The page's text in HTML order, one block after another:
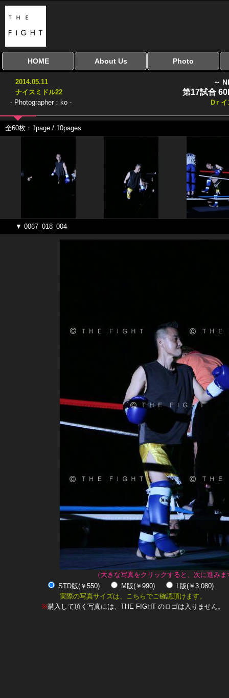
HOME
全興行を表示
ナイスミドル
アマチュアキック
協議会
全日本学生キック
建武館キッズ大会
Bigbang
おやじファイト
About Us Photo
2014.05.11
ナイスミドル22
- Photographer：ko -
～
第17試合
Ｄr
全60枚：1page / 10pages
▼ 0067_018_004
（大きな写真をクリックすると、次に進みま
STD版(￥550)
M版(￥990)
L版(￥3,080)
実際の写真サイズは、こちらでご確認頂けます。
※購入して頂く写真には、THE FIGHT のロゴは入りません。